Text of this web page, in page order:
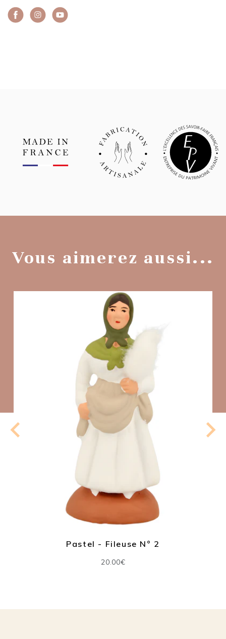
Vous aimerez aussi...
Pastel - Fileuse N° 2
20.00€